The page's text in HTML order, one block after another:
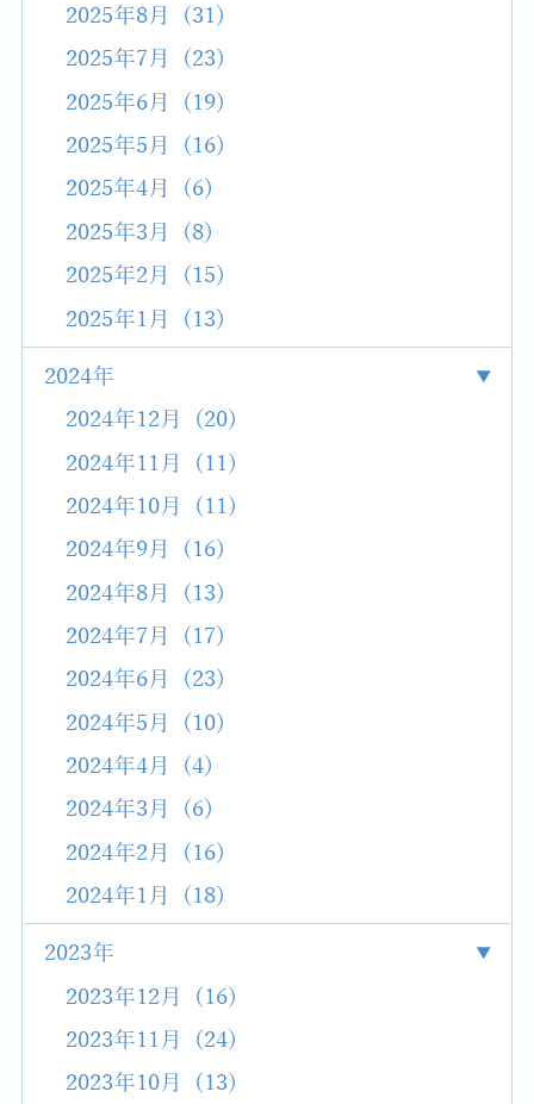
2025年8月 (31)
2025年7月 (23)
2025年6月 (19)
2025年5月 (16)
2025年4月 (6)
2025年3月 (8)
2025年2月 (15)
2025年1月 (13)
2024年
2024年12月 (20)
2024年11月 (11)
2024年10月 (11)
2024年9月 (16)
2024年8月 (13)
2024年7月 (17)
2024年6月 (23)
2024年5月 (10)
2024年4月 (4)
2024年3月 (6)
2024年2月 (16)
2024年1月 (18)
2023年
2023年12月 (16)
2023年11月 (24)
2023年10月 (13)